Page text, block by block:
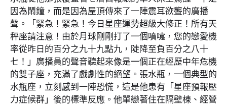
因為鬧鐘，而是因為屋頂傳來了一陣震耳欲聾的廣播
聲。「緊急！緊急！今日星座運勢超級大修正！所有天
秤座請注意！由於月球剛剛打了一個噴嚏，您的戀愛機
率從昨日的百分之九十九點九，陡降至負百分之八十
七！」廣播員的聲音聽起來像是一個正在經歷中年危機
的雙子座，充滿了戲劇性的絕望。張水瓶，一個典型的
水瓶座，立刻感到一陣恐慌，這是他患有「星座預報壓
力症候群」後的標準反應。他單戀著住在隔壁棟、經營